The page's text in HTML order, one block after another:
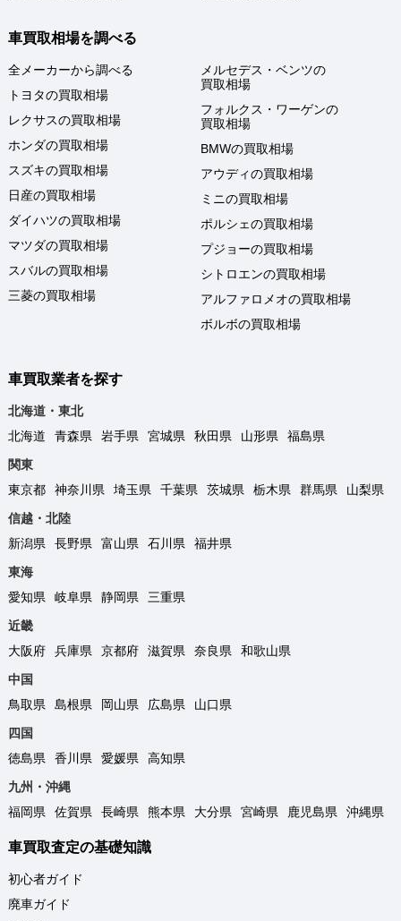
車買取相場を調べる
全メーカーから調べる
トヨタの買取相場
レクサスの買取相場
ホンダの買取相場
スズキの買取相場
日産の買取相場
ダイハツの買取相場
マツダの買取相場
スバルの買取相場
三菱の買取相場
メルセデス・ベンツの
買取相場
フォルクス・ワーゲンの
買取相場
BMWの買取相場
アウディの買取相場
ミニの買取相場
ポルシェの買取相場
プジョーの買取相場
シトロエンの買取相場
アルファロメオの買取相場
ボルボの買取相場
車買取業者を探す
北海道・東北
北海道
青森県 岩手県 宮城県 秋田県 山形県
福島県
関東
東京都
神奈川県 埼玉県 千葉県 茨城県 栃木県 群馬県
山梨県
信越・北陸
新潟県
長野県 富山県 石川県
福井県
東海
愛知県
岐阜県 静岡県
三重県
近畿
大阪府
兵庫県 京都府 滋賀県 奈良県
和歌山県
中国
鳥取県
島根県 岡山県 広島県
山口県
四国
徳島県
香川県 愛媛県
高知県
九州・沖縄
福岡県
佐賀県 長崎県 熊本県 大分県 宮崎県 鹿児島県 沖縄県
車買取査定の基礎知識
初心者ガイド
廃車ガイド